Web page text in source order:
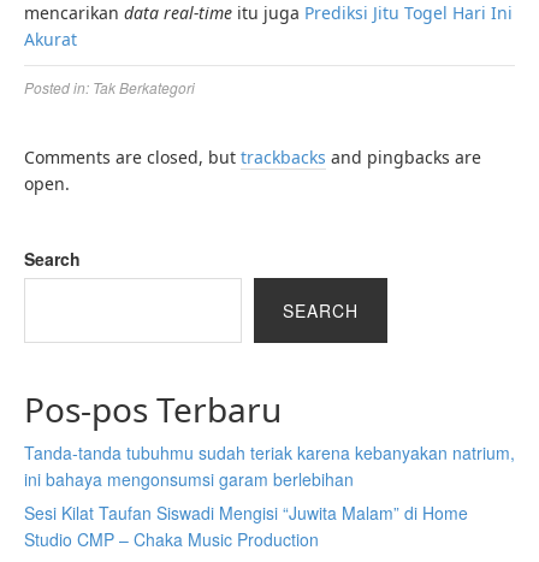
mencarikan data real-time itu juga Prediksi Jitu Togel Hari Ini
Akurat
Posted in: Tak Berkategori
Comments are closed, but trackbacks and pingbacks are
open.
Search
SEARCH
Pos-pos Terbaru
Tanda-tanda tubuhmu sudah teriak karena kebanyakan natrium,
ini bahaya mengonsumsi garam berlebihan
Sesi Kilat Taufan Siswadi Mengisi “Juwita Malam” di Home
Studio CMP – Chaka Music Production